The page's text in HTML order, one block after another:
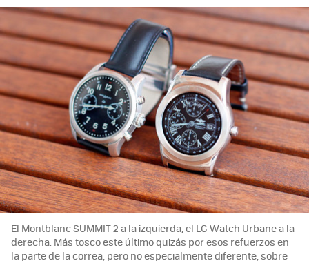
El Montblanc SUMMIT 2 a la izquierda, el LG Watch Urbane a la
derecha. Más tosco este último quizás por esos refuerzos en
la parte de la correa, pero no especialmente diferente, sobre